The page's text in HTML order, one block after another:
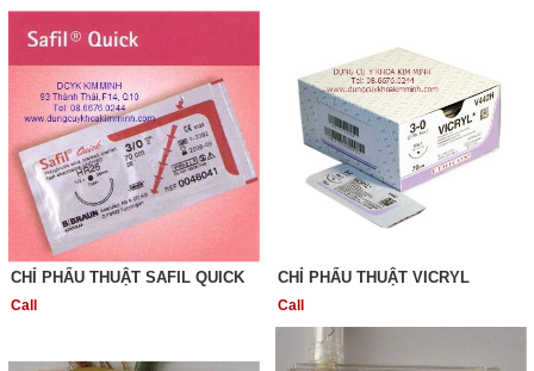
CHỈ PHẨU THUẬT SAFIL QUICK
Call
CHỈ PHẨU THUẬT VICRYL
Call